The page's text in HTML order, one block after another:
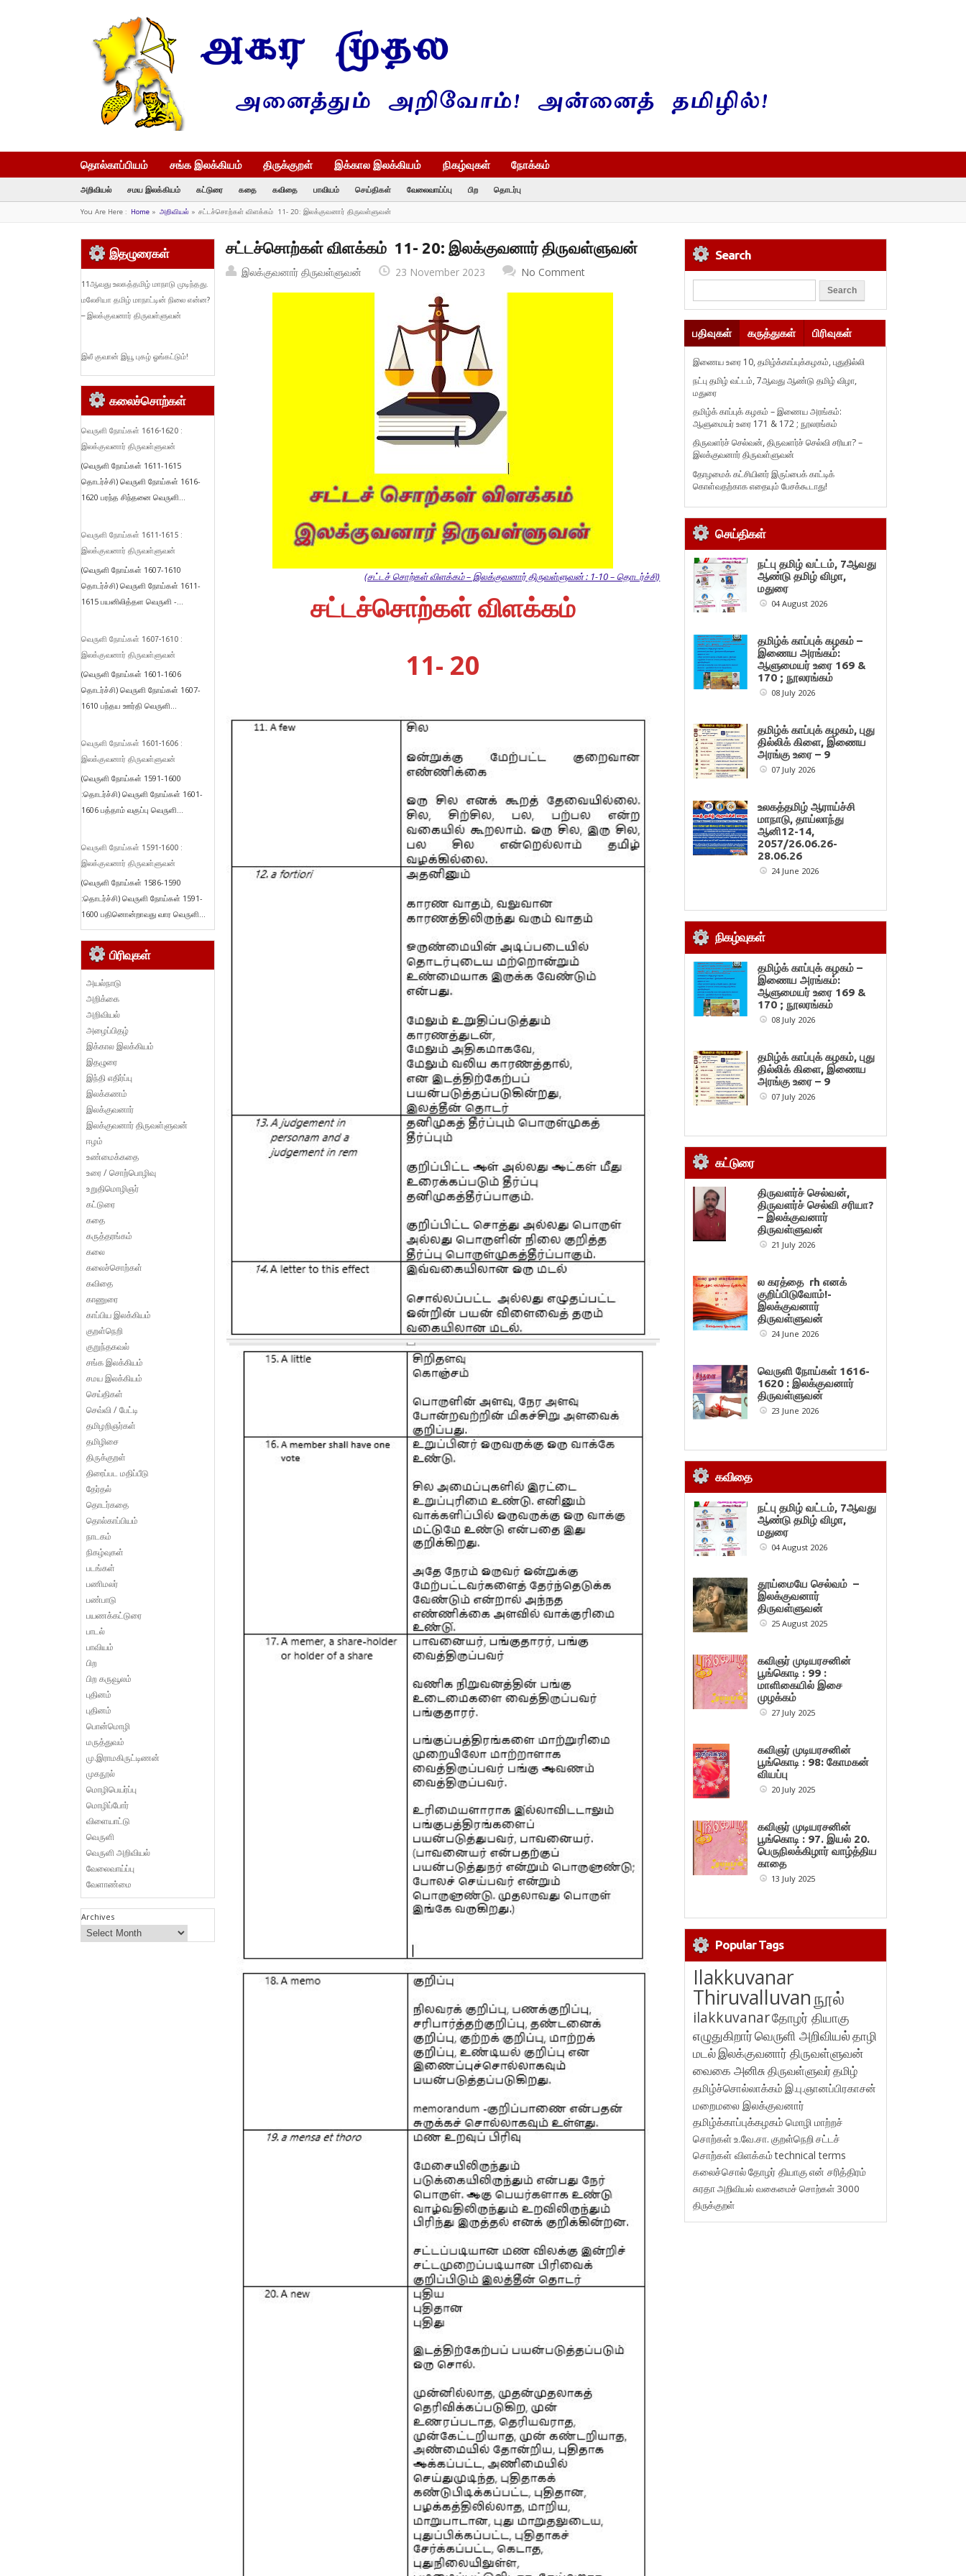
தொல்காப்பியம் சங்க இலக்கியம் திருக்குறள் இக்கால இலக்கியம் நிகழ்வுகள் நோக்கம்
அறிவியல் சமய இலக்கியம் கட்டுரை கதை கவிதை பாவியம் செய்திகள் வேலைவாய்ப்பு பிற தொடர்பு
You Are Here : Home» அறிவியல்» சட்டச்சொற்கள் விளக்கம் 11- 20: இலக்குவனார் திருவள்ளுவன்
சட்டச்சொற்கள் விளக்கம் 11- 20: இலக்குவனார் திருவள்ளுவன்
இலக்குவனார் திருவள்ளுவன் 23 November 2023 No Comment
(சட்டச் சொற்கள் விளக்கம் – இலக்குவனார் திருவள்ளுவன் : 1-10 – தொடர்ச்சி)
சட்டச்சொற்கள் விளக்கம்
11- 20
இதழுரைகள்
11ஆவது உலகத்தமிழ் மாநாடு முடிந்தது.
மலேசியா தமிழ் மாநாட்டின் நிலை என்ன?
– இலக்குவனார் திருவள்ளுவன்
இலீ குவான் இயூ புகழ் ஓங்கட்டும்!
கலைச்சொற்கள்
வெருளி நோய்கள் 1616-1620 :
இலக்குவனார் திருவள்ளுவன்
(வெருளி நோய்கள் 1611-1615
தொடர்ச்சி) வெருளி நோய்கள் 1616-
1620 பரந்த சிந்தனை வெருளி...
வெருளி நோய்கள் 1611-1615 :
இலக்குவனார் திருவள்ளுவன்
(வெருளி நோய்கள் 1607-1610
தொடர்ச்சி) வெருளி நோய்கள் 1611-
1615 பயனிலித்தள வெருளி -...
வெருளி நோய்கள் 1607-1610 :
இலக்குவனார் திருவள்ளுவன்
(வெருளி நோய்கள் 1601-1606
தொடர்ச்சி) வெருளி நோய்கள் 1607-
1610 பந்தய ஊர்தி வெருளி...
வெருளி நோய்கள் 1601-1606 :
இலக்குவனார் திருவள்ளுவன்
(வெருளி நோய்கள் 1591-1600
:தொடர்ச்சி) வெருளி நோய்கள் 1601-
1606 பத்தாம் வகுப்பு வெருளி...
வெருளி நோய்கள் 1591-1600 :
இலக்குவனார் திருவள்ளுவன்
(வெருளி நோய்கள் 1586-1590
:தொடர்ச்சி) வெருளி நோய்கள் 1591-
1600 பதினொன்றாவது வார வெருளி...
பிரிவுகள்
அயல்நாடு
அறிக்கை
அறிவியல்
அழைப்பிதழ்
இக்கால இலக்கியம்
இதழுரை
இந்தி எதிர்ப்பு
இலக்கணம்
இலக்குவனார்
இலக்குவனார் திருவள்ளுவன்
ஈழம்
உண்மைக்கதை
உரை / சொற்பொழிவு
உறுதிமொழிஞர்
கட்டுரை
கதை
கருத்தரங்கம்
கலை
கலைச்சொற்கள்
கவிதை
காணுரை
காப்பிய இலக்கியம்
குறள்நெறி
குறுந்தகவல்
சங்க இலக்கியம்
சமய இலக்கியம்
செய்திகள்
செவ்வி / பேட்டி
தமிழறிஞர்கள்
தமிழிசை
திருக்குறள்
திரைப்பட மதிப்பீடு
தேர்தல்
தொடர்கதை
தொல்காப்பியம்
நாடகம்
நிகழ்வுகள்
படங்கள்
பணிமலர்
பண்பாடு
பயணக்கட்டுரை
பாடல்
பாவியம்
பிற
பிற கருவூலம்
புதினம்
புதினம்
பொன்மொழி
மருத்துவம்
மு.இராமகிருட்டிணன்
முகநூல்
மொழிபெயர்ப்பு
மொழிப்போர்
விளையாட்டு
வெருளி
வெருளி அறிவியல்
வேலைவாய்ப்பு
வேளாண்மை
Archives
Search
பதிவுகள் கருத்துகள் பிரிவுகள்
இணைய உரை 10, தமிழ்க்காப்புக்கழகம், புதுதில்லி
நட்பு தமிழ் வட்டம், 7ஆவது ஆண்டு தமிழ் விழா,
மதுரை
தமிழ்க் காப்புக் கழகம் – இணைய அரங்கம்:
ஆளுமையர் உரை 171 & 172 ; நூலரங்கம்
திருவளர்ச் செல்வன், திருவளர்ச் செல்வி சரியா? –
இலக்குவனார் திருவள்ளுவன்
தோழமைக் கட்சியினர் இருப்பைக் காட்டிக்
கொள்வதற்காக எதையும் பேசக்கூடாது!
செய்திகள்
நட்பு தமிழ் வட்டம், 7ஆவது
ஆண்டு தமிழ் விழா,
மதுரை
04 August 2026
தமிழ்க் காப்புக் கழகம் –
இணைய அரங்கம்:
ஆளுமையர் உரை 169 &
170 ; நூலரங்கம்
08 July 2026
தமிழ்க் காப்புக் கழகம், புது
தில்லிக் கிளை, இணைய
அரங்கு உரை – 9
07 July 2026
உலகத்தமிழ் ஆராய்ச்சி
மாநாடு, தாய்லாந்து
ஆனி12-14,
2057/26.06.26-
28.06.26
24 June 2026
நிகழ்வுகள்
தமிழ்க் காப்புக் கழகம் –
இணைய அரங்கம்:
ஆளுமையர் உரை 169 &
170 ; நூலரங்கம்
08 July 2026
தமிழ்க் காப்புக் கழகம், புது
தில்லிக் கிளை, இணைய
அரங்கு உரை – 9
07 July 2026
கட்டுரை
திருவளர்ச் செல்வன்,
திருவளர்ச் செல்வி சரியா?
– இலக்குவனார்
திருவள்ளுவன்
21 July 2026
ல கரத்தை rh எனக்
குறிப்பிடுவோம்!-
இலக்குவனார்
திருவள்ளுவன்
24 June 2026
வெருளி நோய்கள் 1616-
1620 : இலக்குவனார்
திருவள்ளுவன்
23 June 2026
கவிதை
நட்பு தமிழ் வட்டம், 7ஆவது
ஆண்டு தமிழ் விழா,
மதுரை
04 August 2026
தூய்மையே செல்வம் –
இலக்குவனார்
திருவள்ளுவன்
25 August 2025
கவிஞர் முடியரசனின்
பூங்கொடி : 99 :
மாளிகையில் இசை
முழக்கம்
27 July 2025
கவிஞர் முடியரசனின்
பூங்கொடி : 98: கோமகன்
வியப்பு
20 July 2025
கவிஞர் முடியரசனின்
பூங்கொடி : 97. இயல் 20.
பெருநிலக்கிழார் வாழ்த்திய
காதை
13 July 2025
Popular Tags
Ilakkuvanar
Thiruvalluvanநூல்
ilakkuvanarதோழர் தியாகு
எழுதுகிறார்வெருளி அறிவியல்தாழி
மடல்இலக்குவனார் திருவள்ளுவன்
வைகை அனிசுதிருவள்ளுவர்தமிழ்
தமிழ்ச்சொல்லாக்கம் இ.பு.ஞானப்பிரகாசன்
மறைமலை இலக்குவனார்
தமிழ்க்காப்புக்கழகம் மொழி மாற்றச்
சொற்கள்உ.வே.சா. குறள்நெறி சட்டச்
சொற்கள் விளக்கம்technical terms
கலைச்சொல்தோழர் தியாகுஎன் சரித்திரம்
சுரதாஅறிவியல் வகைமைச் சொற்கள் 3000
திருக்குறள்